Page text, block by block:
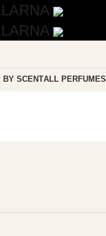
BY SCENTALL PERFUMES